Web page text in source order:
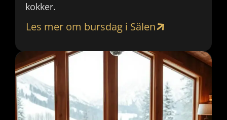
kokker.
Les mer om bursdag i Sälen